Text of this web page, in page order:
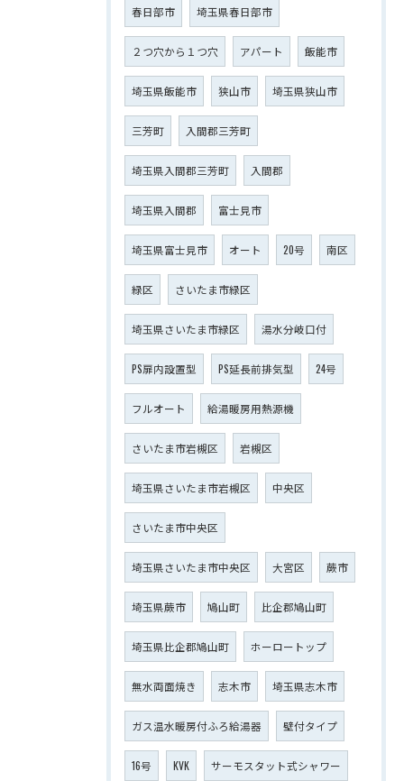
春日部市 埼玉県春日部市
２つ穴から１つ穴 アパート 飯能市
埼玉県飯能市 狭山市 埼玉県狭山市
三芳町 入間郡三芳町
埼玉県入間郡三芳町 入間郡
埼玉県入間郡 富士見市
埼玉県富士見市 オート 20号 南区
緑区 さいたま市緑区
埼玉県さいたま市緑区 湯水分岐口付
PS扉内設置型 PS延長前排気型 24号
フルオート 給湯暖房用熱源機
さいたま市岩槻区 岩槻区
埼玉県さいたま市岩槻区 中央区
さいたま市中央区
埼玉県さいたま市中央区 大宮区 蕨市
埼玉県蕨市 鳩山町 比企郡鳩山町
埼玉県比企郡鳩山町 ホーロートップ
無水両面焼き 志木市 埼玉県志木市
ガス温水暖房付ふろ給湯器 壁付タイプ
16号 KVK サーモスタット式シャワー